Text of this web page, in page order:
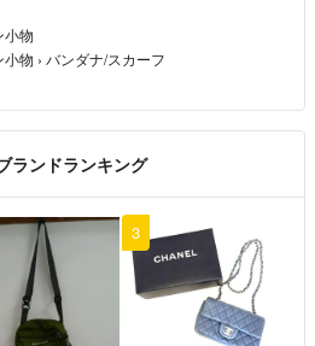
小物
小物 › バンダナ/スカーフ
ランドランキング
3